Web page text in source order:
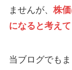
ませんが、 株
になると考えて
当ブログでも